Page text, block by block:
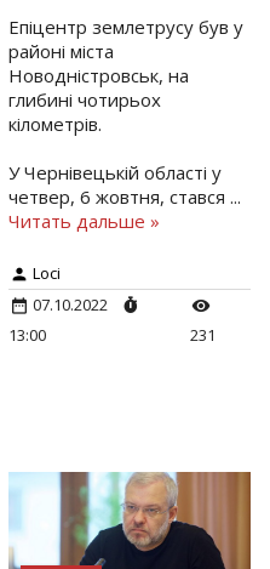
Епіцентр землетрусу був у
районі міста
Новодністровськ, на
глибині чотирьох
кілометрів.
У Чернівецькій області у
четвер, 6 жовтня, стався...
Читать дальше »
Loci
07.10.2022
13:00
231